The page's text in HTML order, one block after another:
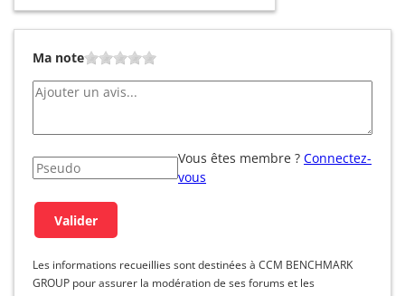
Ma note
Vous êtes membre ? Connectez-
vous
Les informations recueillies sont destinées à CCM BENCHMARK
GROUP pour assurer la modération de ses forums et les